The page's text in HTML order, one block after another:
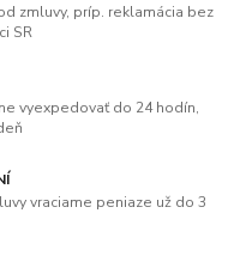
zmluvy, príp. reklamácia bez
SR
vyexpedovať do 24 hodín,
vraciame peniaze už do 3